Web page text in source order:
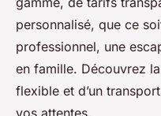
personnalisé, que ce
professionnel, une
en famille. Découvrez
flexible et d’un
vos attentes.